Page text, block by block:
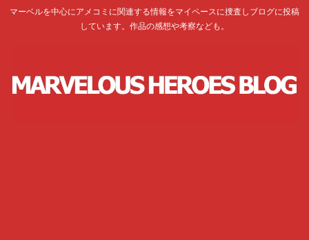
マーベルを中心にアメコミに関連する情報をマイペースに捜査しブログに投稿
しています。作品の感想や考察なども。